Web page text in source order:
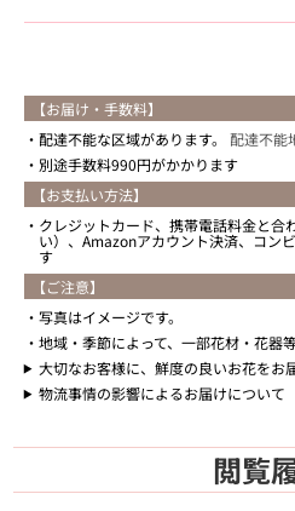
【お届け・手数料】
配達不能な区域があります。 配達不能
別途手数料990円がかかります
【お支払い方法】
クレジットカード、携帯電話料金と合
い）、Amazonアカウント決済、コ
す
【ご注意】
写真はイメージです。
地域・季節によって、一部花材・花器
大切なお客様に、鮮度の良いお花をお
物流事情の影響によるお届けについて
閲覧